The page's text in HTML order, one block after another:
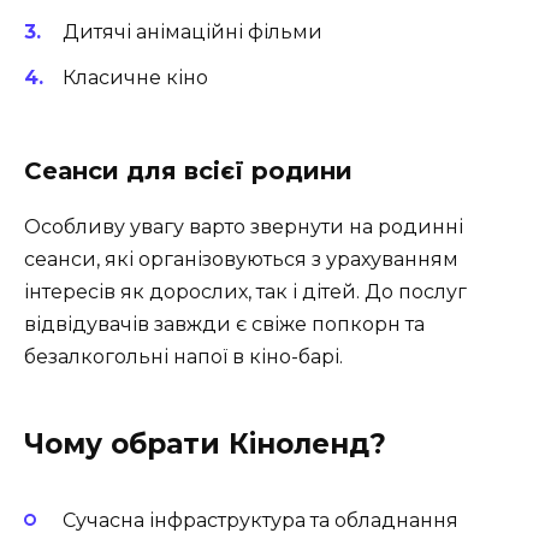
Дитячі анімаційні фільми
Класичне кіно
Сеанси для всієї родини
Особливу увагу варто звернути на родинні
сеанси, які організовуються з урахуванням
інтересів як дорослих, так і дітей. До послуг
відвідувачів завжди є свіже попкорн та
безалкогольні напої в кіно-барі.
Чому обрати Кіноленд?
Сучасна інфраструктура та обладнання